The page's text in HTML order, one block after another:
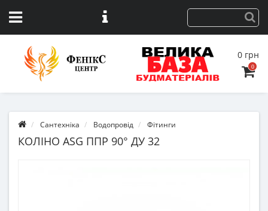
0 грн
0
Сантехніка Водопровід Фітинги
КОЛІНО ASG ППР 90° ДУ 32